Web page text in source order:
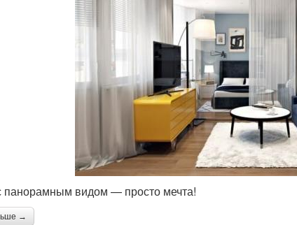
панорамным видом — просто мечта!
→